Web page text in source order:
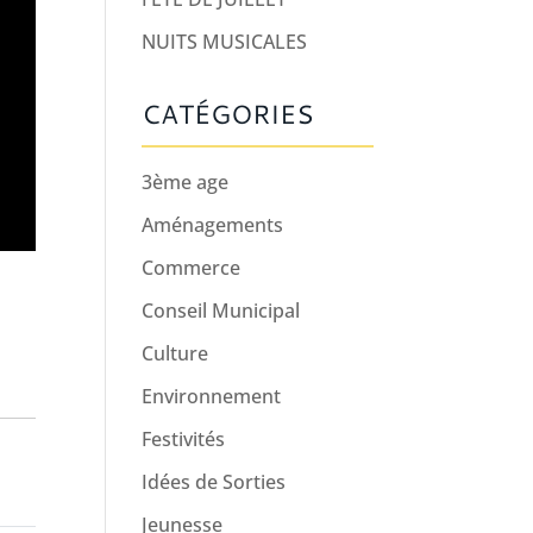
NUITS MUSICALES
CATÉGORIES
3ème age
Aménagements
Commerce
Conseil Municipal
Culture
Environnement
Festivités
Idées de Sorties
Jeunesse